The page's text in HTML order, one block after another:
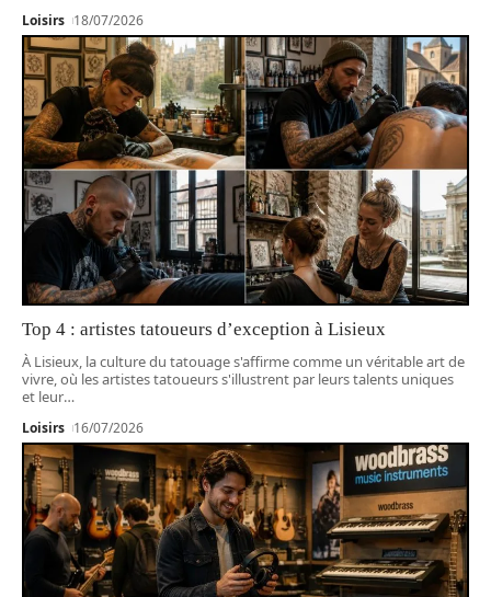
Loisirs 18/07/2026
Top 4 : artistes tatoueurs d’exception à Lisieux
À Lisieux, la culture du tatouage s'affirme comme un véritable art de
vivre, où les artistes tatoueurs s'illustrent par leurs talents uniques
et leur…
Loisirs 16/07/2026